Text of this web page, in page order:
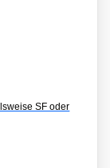
SF oder